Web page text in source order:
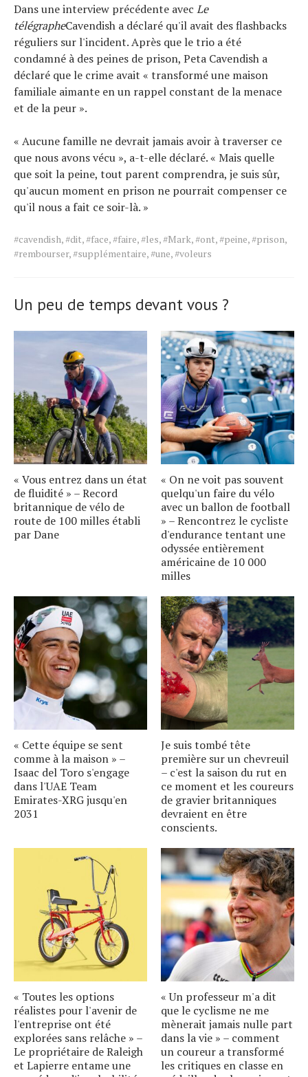
Dans une interview précédente avec Le
télégrapheCavendish a déclaré qu'il avait des flashbacks
réguliers sur l'incident. Après que le trio a été
condamné à des peines de prison, Peta Cavendish a
déclaré que le crime avait « transformé une maison
familiale aimante en un rappel constant de la menace
et de la peur ».
« Aucune famille ne devrait jamais avoir à traverser ce
que nous avons vécu », a-t-elle déclaré. « Mais quelle
que soit la peine, tout parent comprendra, je suis sûr,
qu'aucun moment en prison ne pourrait compenser ce
qu'il nous a fait ce soir-là. »
Tags
for
#cavendish,#dit,#face,#faire,#les,#Mark,#ont,#peine,#prison,
#rembourser,#supplémentaire,#une,#voleurs
Un peu de temps devant vous ?
« Vous entrez dans un état
de fluidité » – Record
britannique de vélo de
route de 100 milles établi
par Dane
« On ne voit pas souvent
quelqu'un faire du vélo
avec un ballon de football
» – Rencontrez le cycliste
d'endurance tentant une
odyssée entièrement
américaine de 10 000
milles
« Cette équipe se sent
comme à la maison » –
Isaac del Toro s'engage
dans l'UAE Team
Emirates-XRG jusqu'en
2031
Je suis tombé tête
première sur un chevreuil
– c'est la saison du rut en
ce moment et les coureurs
de gravier britanniques
devraient en être
conscients.
« Toutes les options
réalistes pour l'avenir de
l'entreprise ont été
explorées sans relâche » –
Le propriétaire de Raleigh
et Lapierre entame une
« Un professeur m'a dit
que le cyclisme ne me
mènerait jamais nulle part
dans la vie » – comment
un coureur a transformé
les critiques en classe en